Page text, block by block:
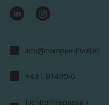
info@campus-tivoli.at
+43 1 81420-0
Lichtenfelsgasse 7